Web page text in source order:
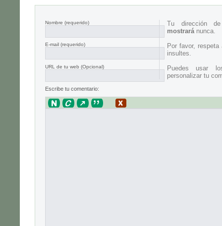
Nombre (requerido)
E-mail (requerido)
URL de tu web (Opcional)
Tu dirección
mostrará nunca.
Por favor,
insultes.
Puedes usar
personalizar tu
Escribe tu comentario: